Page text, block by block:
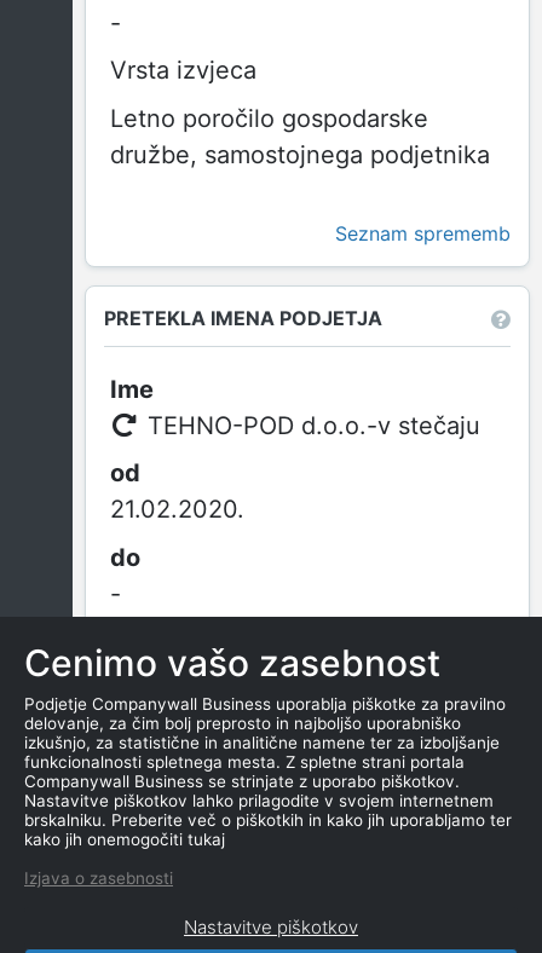
-
Vrsta izvjeca
Letno poročilo gospodarske
družbe, samostojnega podjetnika
Seznam sprememb
PRETEKLA IMENA PODJETJA
TEHNO-POD d.o.o.-v stečaju
21.02.2020.
-
TEHNO-POD d.o.o.
Od ustanovitve
21.02.2020.
Cenimo vašo zasebnost
Podjetje Companywall Business uporablja piškotke za pravilno
delovanje, za čim bolj preprosto in najboljšo uporabniško
izkušnjo, za statistične in analitične namene ter za izboljšanje
funkcionalnosti spletnega mesta. Z spletne strani portala
Companywall Business se strinjate z uporabo piškotkov.
Nastavitve piškotkov lahko prilagodite v svojem internetnem
brskalniku. Preberite več o piškotkih in kako jih uporabljamo ter
kako jih onemogočiti tukaj
Izjava o zasebnosti
Nastavitve piškotkov